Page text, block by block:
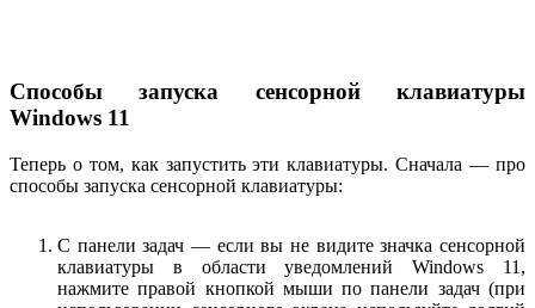
Способы запуска сенсорной клавиатуры
Windows 11
Теперь о том, как запустить эти клавиатуры. Сначала — про
способы запуска сенсорной клавиатуры:
С панели задач — если вы не видите значка сенсорной
клавиатуры в области уведомлений Windows 11,
нажмите правой кнопкой мыши по панели задач (при